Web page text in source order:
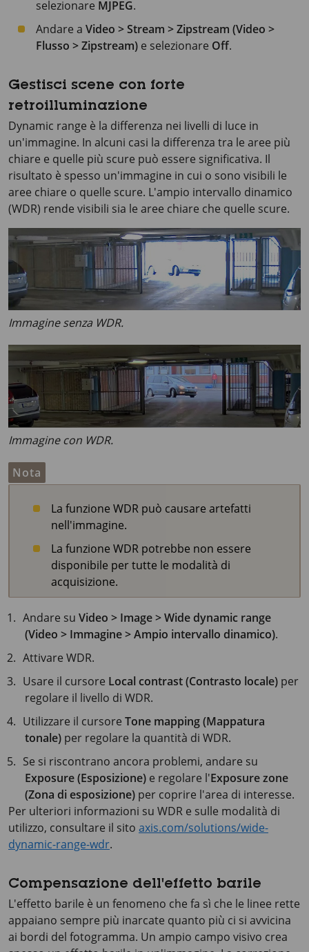
selezionare MJPEG.
Andare a Video > Stream > Zipstream (Video >
Flusso > Zipstream) e selezionare Off.
Gestisci scene con forte
retroilluminazione
Dynamic range è la differenza nei livelli di luce in
un'immagine. In alcuni casi la differenza tra le aree più
chiare e quelle più scure può essere significativa. Il
risultato è spesso un'immagine in cui o sono visibili le
aree chiare o quelle scure. L'ampio intervallo dinamico
(WDR) rende visibili sia le aree chiare che quelle scure.
Immagine senza WDR.
Immagine con WDR.
Nota
La funzione WDR può causare artefatti
nell'immagine.
La funzione WDR potrebbe non essere
disponibile per tutte le modalità di
acquisizione.
Andare suVideo > Image > Wide dynamic range
(Video > Immagine > Ampio intervallo dinamico).
Attivare WDR.
Usare il cursore Local contrast (Contrasto locale) per
regolare il livello di WDR.
Utilizzare il cursoreTone mapping (Mappatura
tonale) per regolare la quantità di WDR.
Se si riscontrano ancora problemi, andare su
Exposure (Esposizione) e regolare l'Exposure zone
(Zona di esposizione) per coprire l'area di interesse.
Per ulteriori informazioni su WDR e sulle modalità di
utilizzo, consultare il sito axis.com/solutions/wide-
dynamic-range-wdr.
Compensazione dell'effetto barile
L'effetto barile è un fenomeno che fa sì che le linee rette
appaiano sempre più inarcate quanto più ci si avvicina
ai bordi del fotogramma. Un ampio campo visivo crea